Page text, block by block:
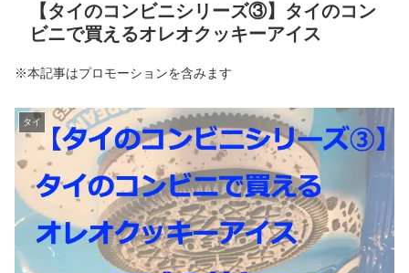
【タイのコンビニシリーズ③】タイのコン
ビニで買えるオレオクッキーアイス
※本記事はプロモーションを含みます
タイ